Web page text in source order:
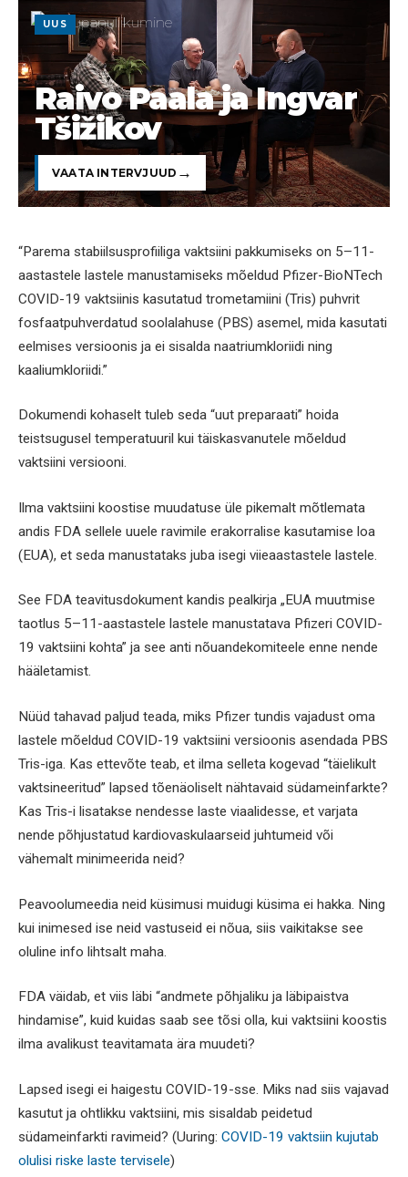
UUS
Raivo Paala ja Ingvar
Tšižikov
VAATA INTERVJUUD
“Parema stabiilsusprofiiliga vaktsiini pakkumiseks on 5–11-
aastastele lastele manustamiseks mõeldud Pfizer-BioNTech
COVID-19 vaktsiinis kasutatud trometamiini (Tris) puhvrit
fosfaatpuhverdatud soolalahuse (PBS) asemel, mida kasutati
eelmises versioonis ja ei sisalda naatriumkloriidi ning
kaaliumkloriidi.”
Dokumendi kohaselt tuleb seda “uut preparaati” hoida
teistsugusel temperatuuril kui täiskasvanutele mõeldud
vaktsiini versiooni.
Ilma vaktsiini koostise muudatuse üle pikemalt mõtlemata
andis FDA sellele uuele ravimile erakorralise kasutamise loa
(EUA), et seda manustataks juba isegi viieaastastele lastele.
See FDA teavitusdokument kandis pealkirja „EUA muutmise
taotlus 5–11-aastastele lastele manustatava Pfizeri COVID-
19 vaktsiini kohta” ja see anti nõuandekomiteele enne nende
hääletamist.
Nüüd tahavad paljud teada, miks Pfizer tundis vajadust oma
lastele mõeldud COVID-19 vaktsiini versioonis asendada PBS
Tris-iga. Kas ettevõte teab, et ilma selleta kogevad “täielikult
vaktsineeritud” lapsed tõenäoliselt nähtavaid südameinfarkte?
Kas Tris-i lisatakse nendesse laste viaalidesse, et varjata
nende põhjustatud kardiovaskulaarseid juhtumeid või
vähemalt minimeerida neid?
Peavoolumeedia neid küsimusi muidugi küsima ei hakka. Ning
kui inimesed ise neid vastuseid ei nõua, siis vaikitakse see
oluline info lihtsalt maha.
FDA väidab, et viis läbi “andmete põhjaliku ja läbipaistva
hindamise”, kuid kuidas saab see tõsi olla, kui vaktsiini koostis
ilma avalikust teavitamata ära muudeti?
Lapsed isegi ei haigestu COVID-19-sse. Miks nad siis vajavad
kasutut ja ohtlikku vaktsiini, mis sisaldab peidetud
südameinfarkti ravimeid? (Uuring: COVID-19 vaktsiin kujutab
olulisi riske laste tervisele)